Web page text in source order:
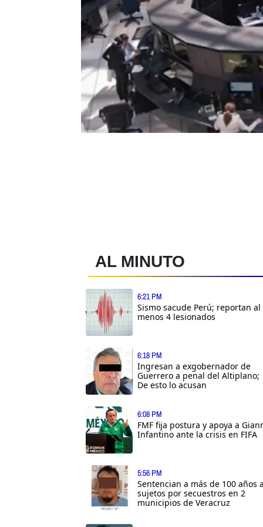
AL MINUTO
6:21 PM
Sismo sacude Perú; reportan al
menos 4 lesionados
6:18 PM
Ingresan a exgobernador de
Guerrero a penal del Altiplano;
De esto lo acusan
6:08 PM
FMF fija postura y apoya a
Infantino ante la crisis en FIFA
5:56 PM
Sentencian a más de 100 años
sujetos por secuestros en 2
municipios de Veracruz